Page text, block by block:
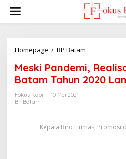
w
Homepage / BP Batam
s
k
i
e
Meski Pandemi,
Batam Tahun 2020
Fokus Kepri
10 Mei 2021
BP Batam
Kepala Biro Humas, Promosi